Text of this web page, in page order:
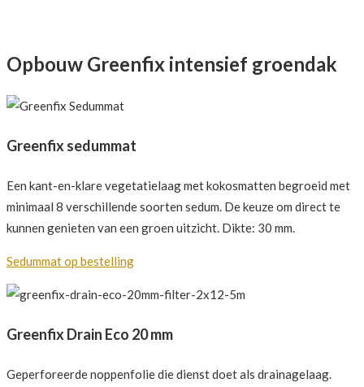
Opbouw Greenfix intensief groendak
Greenfix sedummat
Een kant-en-klare vegetatielaag met kokosmatten begroeid met
minimaal 8 verschillende soorten sedum. De keuze om direct te
kunnen genieten van een groen uitzicht. Dikte: 30 mm.
Sedummat op bestelling
Greenfix Drain Eco 20 mm
Geperforeerde noppenfolie die dienst doet als drainagelaag.